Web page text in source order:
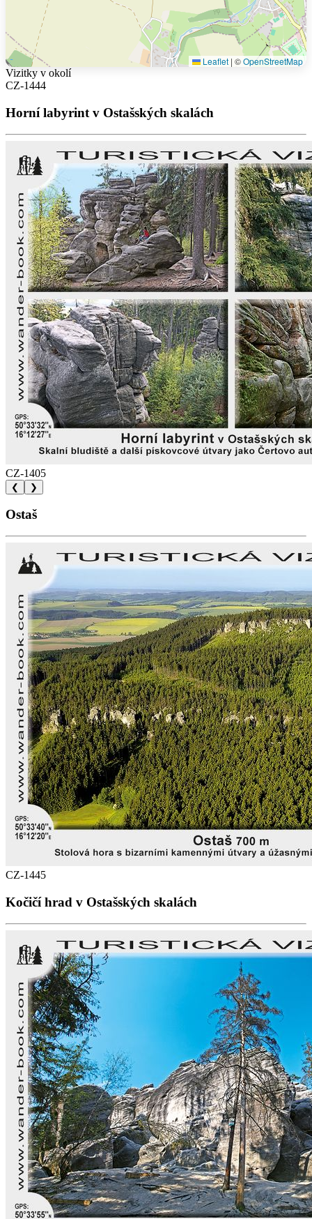
Leaflet | ©OpenStreetMap
Vizitky v okolí
CZ-1444
Horní labyrint v Ostašských skalách
CZ-1405
❮ ❯
Ostaš
CZ-1445
Kočičí hrad v Ostašských skalách